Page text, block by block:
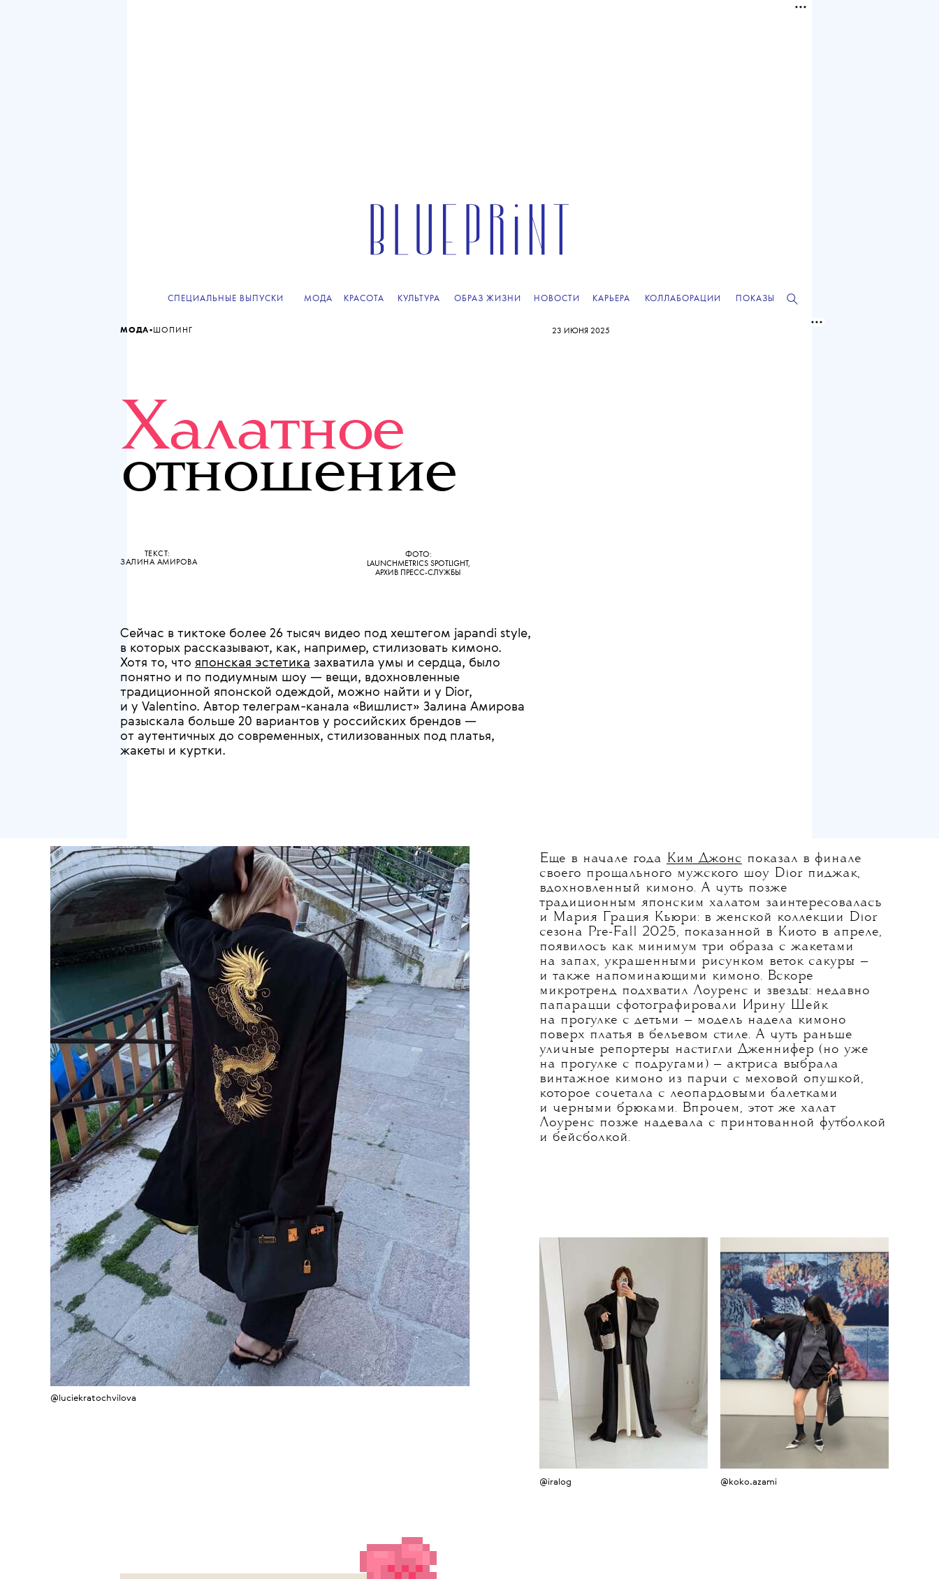
СПЕЦИАЛЬНЫЕ ВЫПУСКИ МОДА КРАСОТА КУЛЬТУРА ОБРАЗ ЖИЗНИ НОВОСТИ КАРЬЕРА КОЛЛАБОРАЦИИ ПОКАЗЫ
РЕКЛАМА
МОДА• ШОПИНГ 23 ИЮНЯ 2025
Халатное
отношение
ФОТО:
LAUNCHMETRICS SPOTLIGHT ,
АРХИВ ПРЕСС-СЛУЖБЫ
ТЕКСТ:
ЗАЛИНА АМИРОВА
Сейчас в тиктоке более 26 тысяч видео под хештегом japandi style,
в которых рассказывают, как, например, стилизовать кимоно.
Хотя то, что японская эстетика захватила умы и сердца, было
понятно и по подиумным шоу — вещи, вдохновленные
традиционной японской одеждой, можно найти и у Dior,
и у Valentino. Автор телеграм-канала «Вишлист» Залина Амирова
разыскала больше 20 вариантов у российских брендов —
от аутентичных до современных, стилизованных под платья,
жакеты и куртки.
Еще в начале года Ким Джонс показал в финале
своего прощального мужского шоу Dior пиджак,
вдохновленный кимоно. А чуть позже
традиционным японским халатом заинтересовалась
и Мария Грация Кьюри: в женской коллекции Dior
сезона Pre-Fall 2025, показанной в Киото в апреле,
появилось как минимум три образа с жакетами
на запах, украшенными рисунком веток сакуры —
и также напоминающими кимоно. Вскоре
микротренд подхватил Лоуренс и звезды: недавно
папарацци сфотографировали Ирину Шейк
на прогулке с детьми — модель надела кимоно
поверх платья в бельевом стиле. А чуть раньше
уличные репортеры настигли Дженнифер (но уже
на прогулке с подругами) — актриса выбрала
винтажное кимоно из парчи с меховой опушкой,
которое сочетала с леопардовыми балетками
и черными брюками. Впрочем, этот же халат
Лоуренс позже надевала с принтованной футболкой
и бейсболкой.
@luciekratochvilova
@iralog @koko.azami